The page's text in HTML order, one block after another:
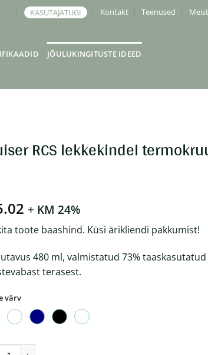
KASUTAJATUGI Kontakt Teenused Meist
JÕULUKINGITUSTE IDEED
RCS lekkekindel
+ KM 24%
toote baashind. Küsi ärikliendi pakkumist!
480 ml, valmistatud 73% taaskasutatud
terasest.
värv